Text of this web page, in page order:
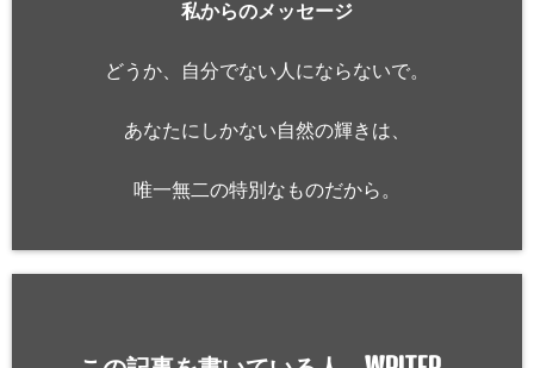
私からのメッセージ
どうか、自分でない人にならないで。
あなたにしかない自然の輝きは、
唯一無二の特別なものだから。